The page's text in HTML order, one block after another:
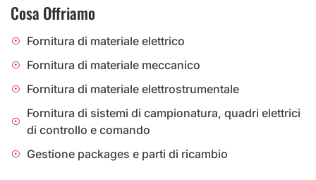
Cosa Offriamo
Fornitura di materiale elettrico
Fornitura di materiale meccanico
Fornitura di materiale elettrostrumentale
Fornitura di sistemi di campionatura, quadri elettrici
di controllo e comando
Gestione packages e parti di ricambio